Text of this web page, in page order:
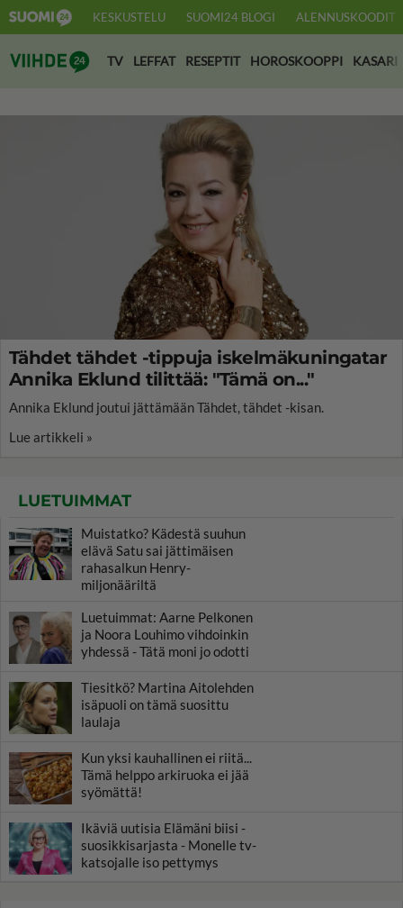
KESKUSTELU SUOMI24 BLOGI ALENNUSKOODIT
Suomi24 Viihde
TV LEFFAT RESEPTIT HOROSKOOPPI KASARI
Tähdet tähdet -tippuja iskelmäkuningatar
Annika Eklund tilittää: "Tämä on..."
Annika Eklund joutui jättämään Tähdet, tähdet -kisan.
Lue artikkeli »
LUETUIMMAT
Muistatko? Kädestä suuhun
elävä Satu sai jättimäisen
rahasalkun Henry-
miljonääriltä
Luetuimmat: Aarne Pelkonen
ja Noora Louhimo vihdoinkin
yhdessä - Tätä moni jo odotti
Tiesitkö? Martina Aitolehden
isäpuoli on tämä suosittu
laulaja
Kun yksi kauhallinen ei riitä...
Tämä helppo arkiruoka ei jää
syömättä!
Ikäviä uutisia Elämäni biisi -
suosikkisarjasta - Monelle tv-
katsojalle iso pettymys